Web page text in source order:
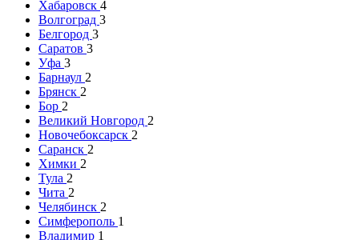
Хабаровск 4
Волгоград 3
Белгород 3
Саратов 3
Уфа 3
Барнаул 2
Брянск 2
Бор 2
Великий Новгород 2
Новочебоксарск 2
Саранск 2
Химки 2
Тула 2
Чита 2
Челябинск 2
Симферополь 1
Владимир 1